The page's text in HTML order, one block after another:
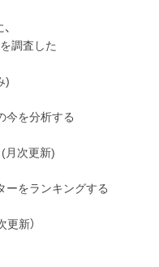
調査した
)
今を分析する
(月次更新)
ーをランキングする
新）